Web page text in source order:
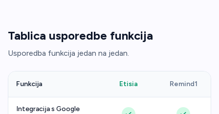
Tablica usporedbe funkcija
Usporedba funkcija jedan na jedan.
Funkcija Etisia Remind1
Integracija s Google